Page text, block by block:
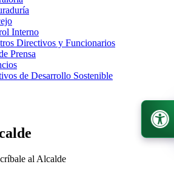
Interno
Directivos y Funcionarios
Prensa
de Desarrollo Sostenible
al Alcalde